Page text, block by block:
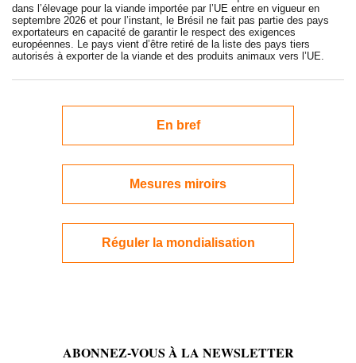
dans l’élevage pour la viande importée par l’UE entre en vigueur en
septembre 2026 et pour l’instant, le Brésil ne fait pas partie des pays
exportateurs en capacité de garantir le respect des exigences
européennes. Le pays vient d’être retiré de la liste des pays tiers
autorisés à exporter de la viande et des produits animaux vers l’UE.
En bref
Mesures miroirs
Réguler la mondialisation
ABONNEZ-VOUS À LA NEWSLETTER